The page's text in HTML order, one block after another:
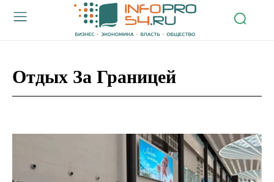
Отдых За Границей